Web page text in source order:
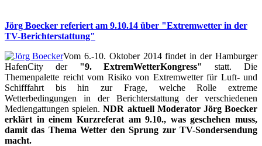
Jörg Boecker referiert am 9.10.14 über "Extremwetter in der
TV-Berichterstattung"
Vom 6.-10. Oktober 2014 findet in der Hamburger
HafenCity der "9. ExtremWetterKongress"
statt. Die
Themenpalette reicht vom Risiko von Extremwetter für Luft- und
Schifffahrt bis hin zur Frage, welche Rolle extreme
Wetterbedingungen in der Berichterstattung der verschiedenen
Mediengattungen spielen.NDR aktuell Moderator Jörg Boecker
erklärt in einem Kurzreferat am 9.10., was geschehen muss,
damit das Thema Wetter den Sprung zur TV-Sondersendung
macht.